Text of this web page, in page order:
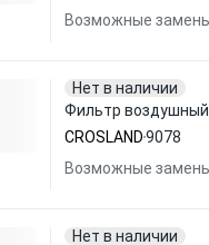
Возможные
Нет в наличии
Фильтр воздушный
CROSLAND9078
Возможные
Нет в наличии